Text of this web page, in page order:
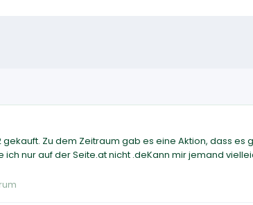
Zu dem Zeitraum gab es eine Aktion, dass es
nur auf der Seite.at nicht .deKann mir jemand